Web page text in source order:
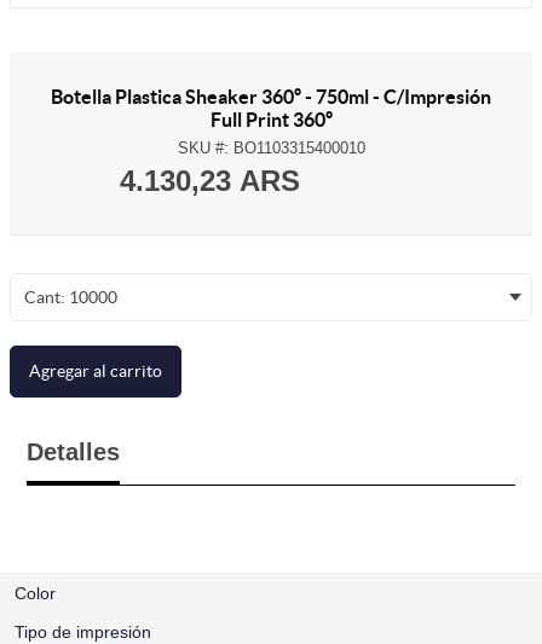
Botella Plastica Sheaker 360º - 750ml - C/Impresión
Full Print 360º
SKU #: BO1103315400010
4.130,23 ARS
Cant: 10000
Agregar al carrito
Detalles
Color
Tipo de impresión